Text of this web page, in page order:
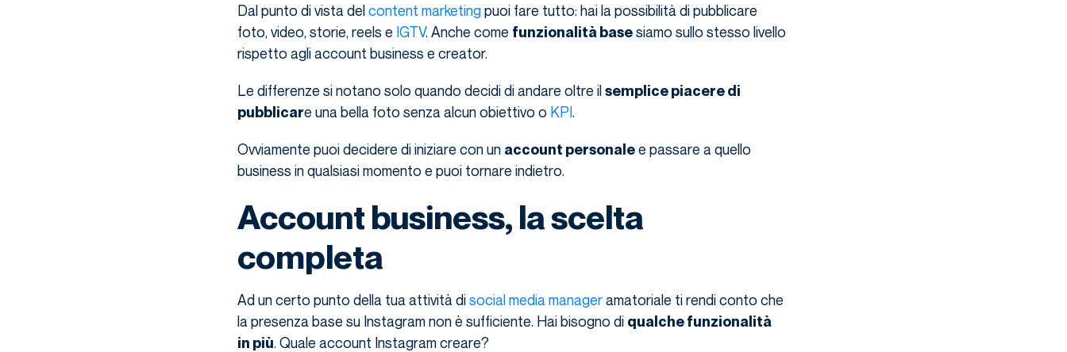
Dal punto di vista delcontent marketingpuoi fare tutto: hai la possibilità di pubblicare
foto, video, storie, reels e IGTV. Anche come funzionalità basesiamo sullo stesso livello
rispetto agli account business e creator.
Le differenze si notano solo quando decidi di andare oltre ilsemplice piacere di
pubblicare una bella foto senza alcun obiettivo o KPI.
Ovviamente puoi decidere di iniziare con un account personalee passare a quello
business in qualsiasi momento e puoi tornare indietro.
Account business, la scelta
completa
Ad un certo punto della tua attività disocial media manageramatoriale ti rendi conto che
la presenza base su Instagram non è sufficiente. Hai bisogno di qualche funzionalità
in più. Quale account Instagram creare?